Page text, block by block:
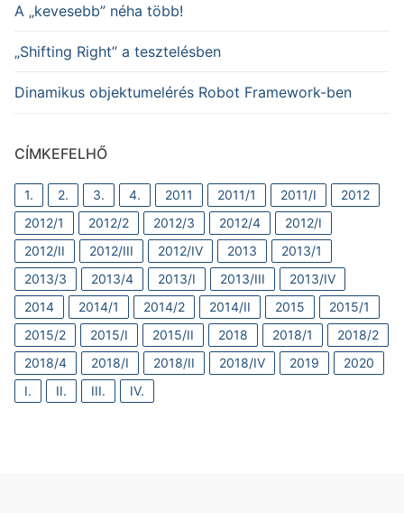
A „kevesebb” néha több!
„Shifting Right” a tesztelésben
Dinamikus objektumelérés Robot Framework-ben
CÍMKEFELHŐ
1. 2. 3. 4. 2011 2011/1 2011/I
2012
2012/1
2012/2 2012/3 2012/4
2012/I
2012/II
2012/III 2012/IV 2013
2013/1
2013/3
2013/4 2013/I 2013/III
2013/IV
2014
2014/1 2014/2 2014/II 2015
2015/1
2015/2
2015/I 2015/II 2018 2018/1
2018/2
2018/4
2018/I 2018/II 2018/IV 2019
2020
I.
II. III. IV.